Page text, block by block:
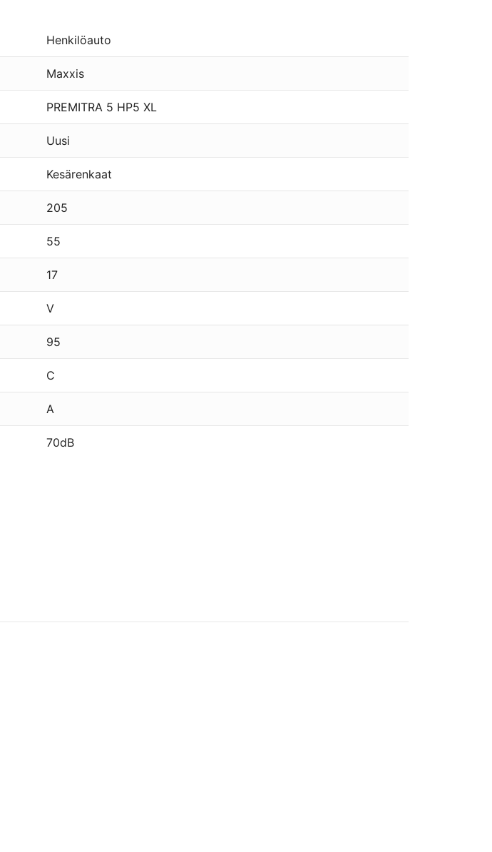
Henkilöauto
Maxxis
PREMITRA 5 HP5 XL
Uusi
Kesärenkaat
205
55
17
V
95
C
A
70dB